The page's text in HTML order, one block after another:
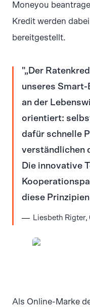
Moneyou
Kredit werden
bereitgestellt.
„Der
unseres
an der
orientiert:
dafür schnelle
verständlichen
Die innovative
diese
Liesbeth
Als Online-Marke